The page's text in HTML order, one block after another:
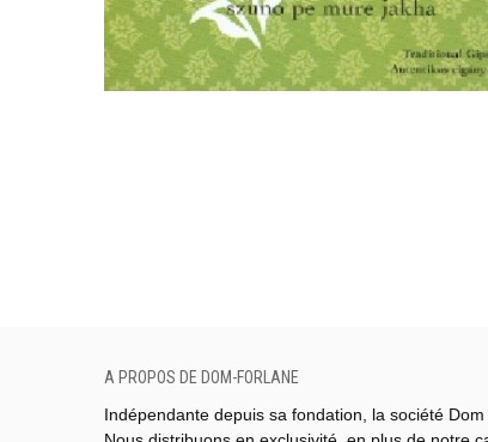
A PROPOS DE DOM-FORLANE
Indépendante depuis sa fondation, la société